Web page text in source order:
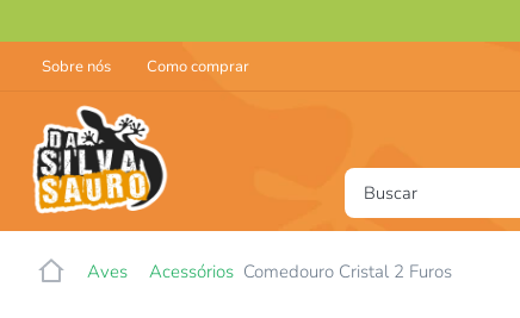
Sobre nós Como comprar
Buscar
Aves Acessórios Comedouro Cristal 2 Furos